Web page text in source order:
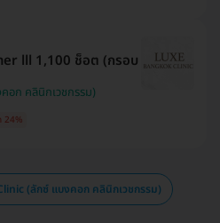
lll 1,100 ช็อต (กรอบ
อก คลินิกเวชกรรม)
24%
(ลักซ์ แบงคอก คลินิกเวชกรรม)